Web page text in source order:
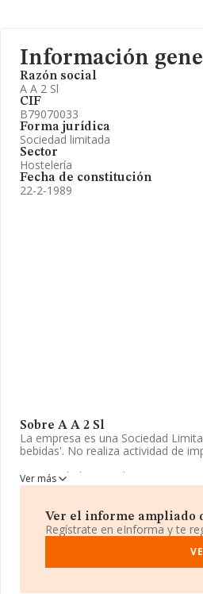
Información
Razón social
A A 2 Sl
CIF
B79070033
Forma jurídica
Sociedad limitada
Sector
Hostelería
Fecha de constitución
22-2-1989
Sobre A A 2 Sl
La empresa es una Sociedad
bebidas'. No realiza actividad de
La sociedad española
,
(28045), en el municipio de Madrid,
En base a la información de la
facturación alcanza la cifra de
mil euros entre todas las
datos de INFORMA aparecen
Para aportar ulterior información
Ver más
Ver el informe ampliado
Regístrate en eInforma y te